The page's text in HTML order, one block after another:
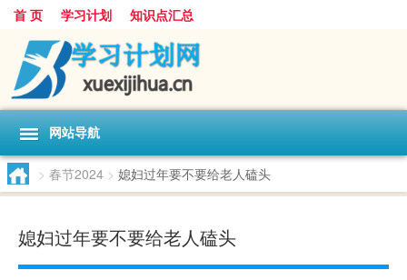
首 页 学习计划 知识点汇总
网站导航
> 春节2024 > 媳妇过年要不要给老人磕头
媳妇过年要不要给老人磕头